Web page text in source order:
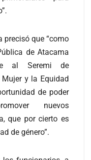
precisó que “como
de Atacama
al Seremi de
y la Equidad
de poder
nuevos
que por cierto es
de género”.